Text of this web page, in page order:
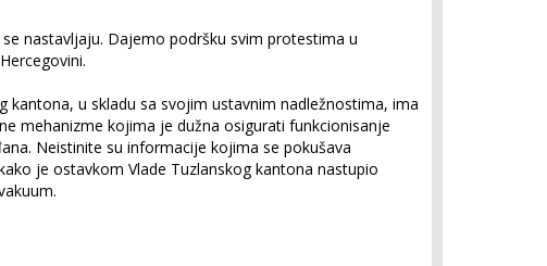
nastavljaju. Dajemo podršku svim protestima u
kantona, u skladu sa svojim ustavnim nadležnostima, ima
mehanizme kojima je dužna osigurati funkcionisanje
Neistinite su informacije kojima se pokušava
je ostavkom Vlade Tuzlanskog kantona nastupio